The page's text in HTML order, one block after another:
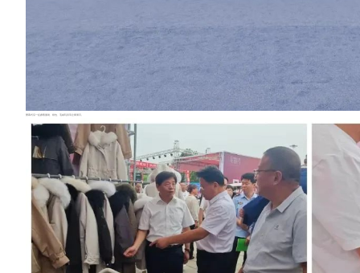
開幕式后一起參觀服裝、箱包、毛絨玩具等企業展示。